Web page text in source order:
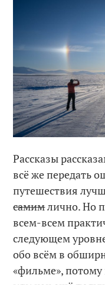
Рассказы
всё же передать
путешествия
самимлично. Но
всем-всем
следующем
обо всём в
«фильме», потому